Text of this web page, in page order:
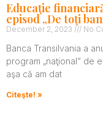
Educaţie
episod „De toţi
December 2, 2023 No
Banca Transilvania a
program „naţional” de
aşa că am dat
Citeşte! »